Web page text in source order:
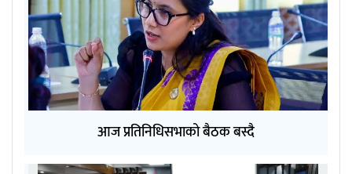
आज प्रतिनिधिसभाको बैठक बस्दै